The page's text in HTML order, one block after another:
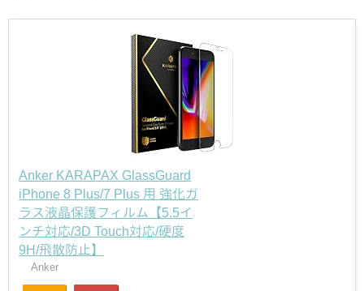
Anker KARAPAX GlassGuard
iPhone 8 Plus/7 Plus 用 強化ガ
ラス液晶保護フィルム【5.5イ
ンチ対応/3D Touch対応/硬度
9H/飛散防止】
Anker